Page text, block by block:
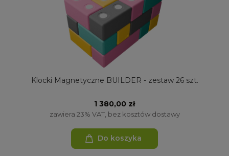
Klocki Magnetyczne BUILDER - zestaw 26 szt.
1 380,00 zł
zawiera 23% VAT, bez kosztów dostawy
Do koszyka